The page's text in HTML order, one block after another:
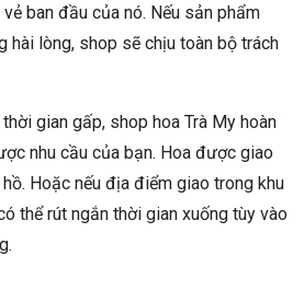
ban đầu của nó. Nếu sản phẩm
hài lòng, shop sẽ chịu toàn bộ trách
gian gấp, shop hoa Trà My hoàn
nhu cầu của bạn. Hoa được giao
Hoặc nếu địa điểm giao trong khu
thể rút ngắn thời gian xuống tùy vào